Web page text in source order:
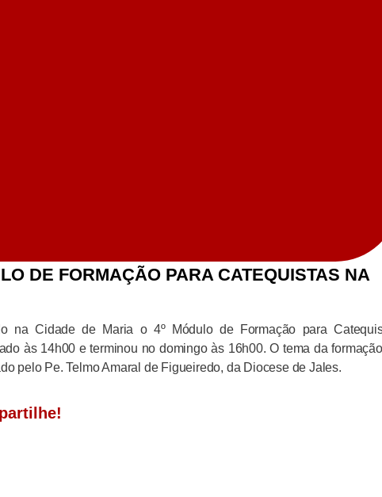
DE FORMAÇÃO PARA CATEQUISTAS NA
na Cidade de Maria o 4º Módulo de Formação para
às 14h00 e terminou no domingo às 16h00. O tema da
pelo Pe. Telmo Amaral de Figueiredo, da Diocese de Jales.